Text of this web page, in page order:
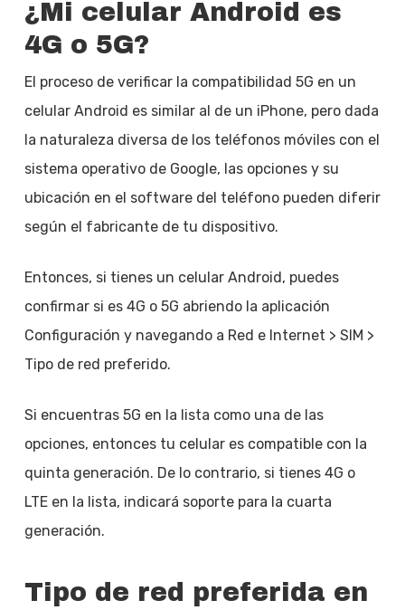
¿Mi celular Android es
4G o 5G?
El proceso de verificar la compatibilidad 5G en un
celular Android es similar al de un iPhone, pero dada
la naturaleza diversa de los teléfonos móviles con el
sistema operativo de Google, las opciones y su
ubicación en el software del teléfono pueden diferir
según el fabricante de tu dispositivo.
Entonces, si tienes un celular Android, puedes
confirmar si es 4G o 5G abriendo la aplicación
Configuración y navegando a Red e Internet > SIM >
Tipo de red preferido.
Si encuentras 5G en la lista como una de las
opciones, entonces tu celular es compatible con la
quinta generación. De lo contrario, si tienes 4G o
LTE en la lista, indicará soporte para la cuarta
generación.
Tipo de red preferida en